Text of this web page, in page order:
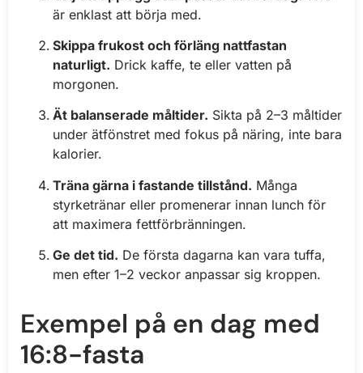
är enklast att börja med.
Skippa frukost och förläng nattfastan
naturligt. Drick kaffe, te eller vatten på
morgonen.
Ät balanserade måltider. Sikta på 2–3 måltider
under ätfönstret med fokus på näring, inte bara
kalorier.
Träna gärna i fastande tillstånd. Många
styrketränar eller promenerar innan lunch för
att maximera fettförbränningen.
Ge det tid. De första dagarna kan vara tuffa,
men efter 1–2 veckor anpassar sig kroppen.
Exempel på en dag med
16:8-fasta